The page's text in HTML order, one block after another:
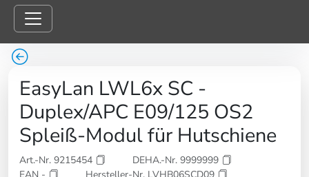
EasyLan LWL6x SC -
Duplex/APC E09/125 OS2
Spleiß-Modul für Hutschiene
Art.-Nr. 9215454
DEHA.-Nr. 9999999